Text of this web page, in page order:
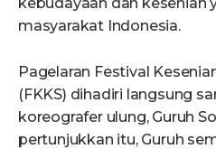
masyarakat Indonesia.
Pagelaran Festival
(FKKS) dihadiri langsung
koreografer ulung, Guruh
pertunjukkan itu, Guruh